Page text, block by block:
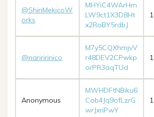
@ShinMekicoW
orks
MHYiC4WArHm
LW9ct1X3D8Ht
x2RoBY5rdbJ
1
@nariririnico
M7y5CQXhmjvV
r48DEV2CPwkp
orPR3aqTUd
1
Anonymous
MWHDFtNBiku6
Cob4Jq9ofLzrG
wrJxriPwY
1